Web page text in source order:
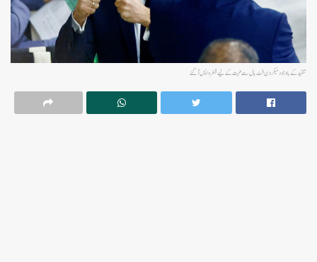
تنقید کے باوجود میکرون فٹ بال سے محبت کے لیے قطر واپس آ گئے